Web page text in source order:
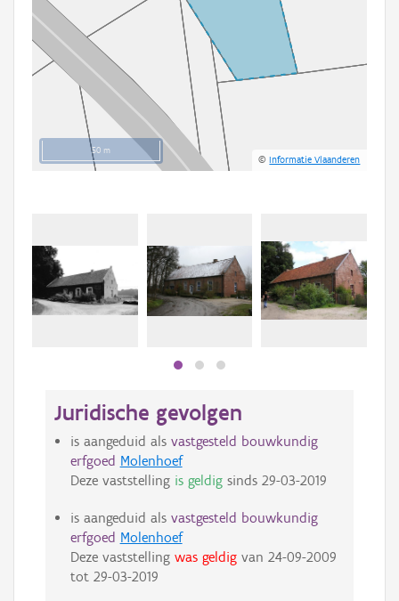
50 m
©Informatie Vlaanderen
Juridische gevolgen
is aangeduid als vastgesteld bouwkundig
erfgoed Molenhoef
Deze vaststelling is geldigsinds 29-03-2019
is aangeduid als vastgesteld bouwkundig
erfgoed Molenhoef
Deze vaststelling was geldigvan 24-09-2009
tot 29-03-2019